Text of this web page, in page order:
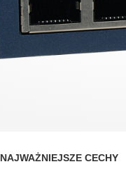
NAJWAŻNIEJSZE CECHY